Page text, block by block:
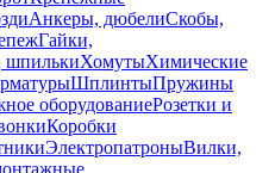
Анкеры, дюбелиСкобы,
Гайки,
шпилькиХомутыХимические
ШплинтыПружины
оборудованиеРозетки и
Коробки
ЭлектропатроныВилки,